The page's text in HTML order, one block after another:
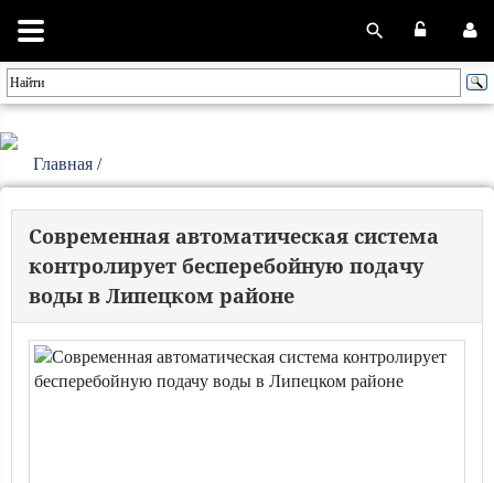
Главная /
Современная автоматическая система
контролирует бесперебойную подачу
воды в Липецком районе